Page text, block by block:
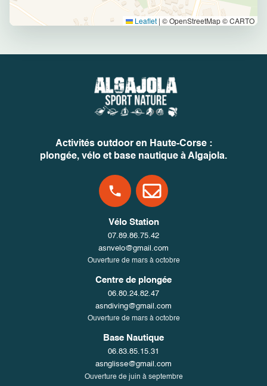
Leaflet | © OpenStreetMap © CARTO
Activités outdoor en Haute-Corse :
plongée, vélo et base nautique à Algajola.
Vélo Station
07.89.86.75.42
asnvelo@gmail.com
Ouverture de mars à octobre
Centre de plongée
06.80.24.82.47
asndiving@gmail.com
Ouverture de mars à octobre
Base Nautique
06.83.85.15.31
asnglisse@gmail.com
Ouverture de juin à septembre